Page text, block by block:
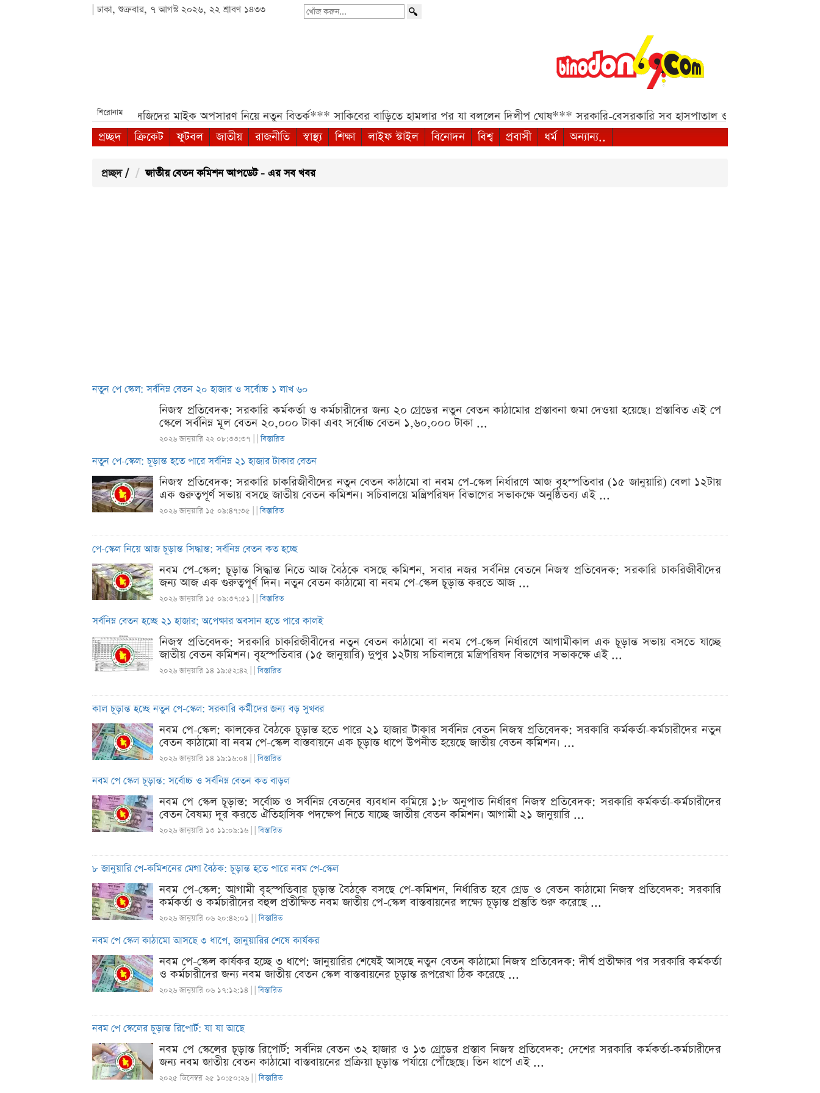
| ঢাকা, শুক্রবার, ৭ আগস্ট ২০২৬, ২২ শ্রাবণ ১৪৩৩
খোঁজ
শিরোনাম
পশ্চিমবঙ্গে মসজিদের মাইক অপসারণ নিয়ে নতুন বিতর্ক*** সাকিবের বাড়িতে হামলার পর যা বললেন দিলীপ ঘোষ*** সরকারি-বেসরকারি সব হাসপাতাল ও ক্লিনিকের জন্য হাইকোর্টের
প্রচ্ছদ
ক্রিকেট ফুটবল জাতীয় রাজনীতি স্বাস্থ্য শিক্ষা লাইফ স্টাইল বিনোদন বিশ্ব প্রবাসী ধর্ম অন্যান্য..
প্রচ্ছদ / জাতীয় বেতন কমিশন আপডেট - এর সব খবর
নতুন পে স্কেল: সর্বনিম্ন বেতন ২০ হাজার ও সর্বোচ্চ ১ লাখ ৬০
নিজস্ব প্রতিবেদক: সরকারি কর্মকর্তা ও কর্মচারীদের জন্য ২০ গ্রেডের নতুন বেতন কাঠামোর প্রস্তাবনা জমা দেওয়া হয়েছে। প্রস্তাবিত এই পে
স্কেলে সর্বনিম্ন মূল বেতন ২০,০০০ টাকা এবং সর্বোচ্চ বেতন ১,৬০,০০০ টাকা ...
২০২৬ জানুয়ারি ২২ ০৮:৩৩:৩৭ | |বিস্তারিত
নতুন পে-স্কেল: চূড়ান্ত হতে পারে সর্বনিম্ন ২১ হাজার টাকার বেতন
নিজস্ব প্রতিবেদক: সরকারি চাকরিজীবীদের নতুন বেতন কাঠামো বা নবম পে-স্কেল নির্ধারণে আজ বৃহস্পতিবার (১৫ জানুয়ারি) বেলা ১২টায়
এক গুরুত্বপূর্ণ সভায় বসছে জাতীয় বেতন কমিশন। সচিবালয়ে মন্ত্রিপরিষদ বিভাগের সভাকক্ষে অনুষ্ঠিতব্য এই ...
২০২৬ জানুয়ারি ১৫ ০৯:৪৭:৩৫ | |বিস্তারিত
পে-স্কেল নিয়ে আজ চূড়ান্ত সিদ্ধান্ত: সর্বনিম্ন বেতন কত হচ্ছে
নবম পে-স্কেল: চূড়ান্ত সিদ্ধান্ত নিতে আজ বৈঠকে বসছে কমিশন, সবার নজর সর্বনিম্ন বেতনে নিজস্ব প্রতিবেদক: সরকারি চাকরিজীবীদের
জন্য আজ এক গুরুত্বপূর্ণ দিন। নতুন বেতন কাঠামো বা নবম পে-স্কেল চূড়ান্ত করতে আজ ...
২০২৬ জানুয়ারি ১৫ ০৯:৩৭:৫১ | |বিস্তারিত
সর্বনিম্ন বেতন হচ্ছে ২১ হাজার; অপেক্ষার অবসান হতে পারে কালই
নিজস্ব প্রতিবেদক: সরকারি চাকরিজীবীদের নতুন বেতন কাঠামো বা নবম পে-স্কেল নির্ধারণে আগামীকাল এক চূড়ান্ত সভায় বসতে যাচ্ছে
জাতীয় বেতন কমিশন। বৃহস্পতিবার (১৫ জানুয়ারি) দুপুর ১২টায় সচিবালয়ে মন্ত্রিপরিষদ বিভাগের সভাকক্ষে এই ...
২০২৬ জানুয়ারি ১৪ ১৯:৫২:৪২ | |বিস্তারিত
কাল চূড়ান্ত হচ্ছে নতুন পে-স্কেল: সরকারি কর্মীদের জন্য বড় সুখবর
নবম পে-স্কেল: কালকের বৈঠকে চূড়ান্ত হতে পারে ২১ হাজার টাকার সর্বনিম্ন বেতন নিজস্ব প্রতিবেদক: সরকারি কর্মকর্তা-কর্মচারীদের নতুন
বেতন কাঠামো বা নবম পে-স্কেল বাস্তবায়নে এক চূড়ান্ত ধাপে উপনীত হয়েছে জাতীয় বেতন কমিশন। ...
২০২৬ জানুয়ারি ১৪ ১৯:১৬:০৪ | |বিস্তারিত
নবম পে স্কেল চূড়ান্ত: সর্বোচ্চ ও সর্বনিম্ন বেতন কত বাড়ল
নবম পে স্কেল চূড়ান্ত: সর্বোচ্চ ও সর্বনিম্ন বেতনের ব্যবধান কমিয়ে ১:৮ অনুপাত নির্ধারণ নিজস্ব প্রতিবেদক: সরকারি কর্মকর্তা-কর্মচারীদের
বেতন বৈষম্য দূর করতে ঐতিহাসিক পদক্ষেপ নিতে যাচ্ছে জাতীয় বেতন কমিশন। আগামী ২১ জানুয়ারি ...
২০২৬ জানুয়ারি ১৩ ১১:০৯:১৬ | |বিস্তারিত
৮ জানুয়ারি পে-কমিশনের মেগা বৈঠক: চূড়ান্ত হতে পারে নবম পে-স্কেল
নবম পে-স্কেল: আগামী বৃহস্পতিবার চূড়ান্ত বৈঠকে বসছে পে-কমিশন, নির্ধারিত হবে গ্রেড ও বেতন কাঠামো নিজস্ব প্রতিবেদক: সরকারি
কর্মকর্তা ও কর্মচারীদের বহুল প্রতীক্ষিত নবম জাতীয় পে-স্কেল বাস্তবায়নের লক্ষ্যে চূড়ান্ত প্রস্তুতি শুরু করেছে ...
২০২৬ জানুয়ারি ০৬ ২০:৪২:০১ | |বিস্তারিত
নবম পে স্কেল কাঠামো আসছে ৩ ধাপে, জানুয়ারির শেষে কার্যকর
নবম পে-স্কেল কার্যকর হচ্ছে ৩ ধাপে: জানুয়ারির শেষেই আসছে নতুন বেতন কাঠামো নিজস্ব প্রতিবেদক: দীর্ঘ প্রতীক্ষার পর সরকারি কর্মকর্তা
ও কর্মচারীদের জন্য নবম জাতীয় বেতন স্কেল বাস্তবায়নের চূড়ান্ত রূপরেখা ঠিক করেছে ...
২০২৬ জানুয়ারি ০৬ ১৭:১২:১৪ | |বিস্তারিত
নবম পে স্কেলের চূড়ান্ত রিপোর্ট: যা যা আছে
নবম পে স্কেলের চূড়ান্ত রিপোর্ট: সর্বনিম্ন বেতন ৩২ হাজার ও ১৩ গ্রেডের প্রস্তাব নিজস্ব প্রতিবেদক: দেশের সরকারি কর্মকর্তা-কর্মচারীদের
জন্য নবম জাতীয় বেতন কাঠামো বাস্তবায়নের প্রক্রিয়া চূড়ান্ত পর্যায়ে পৌঁছেছে। তিন ধাপে এই ...
২০২৫ ডিসেম্বর ২৫ ১০:৫০:২৬ | |বিস্তারিত